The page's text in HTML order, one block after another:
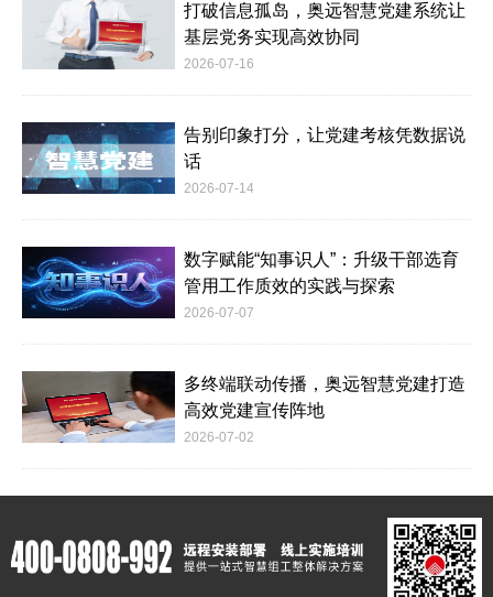
打破信息孤岛，奥远智慧党建系统让
基层党务实现高效协同
2026-07-16
告别印象打分，让党建考核凭数据说
话
2026-07-14
数字赋能“知事识人”：升级干部选育
管用工作质效的实践与探索
2026-07-07
多终端联动传播，奥远智慧党建打造
高效党建宣传阵地
2026-07-02